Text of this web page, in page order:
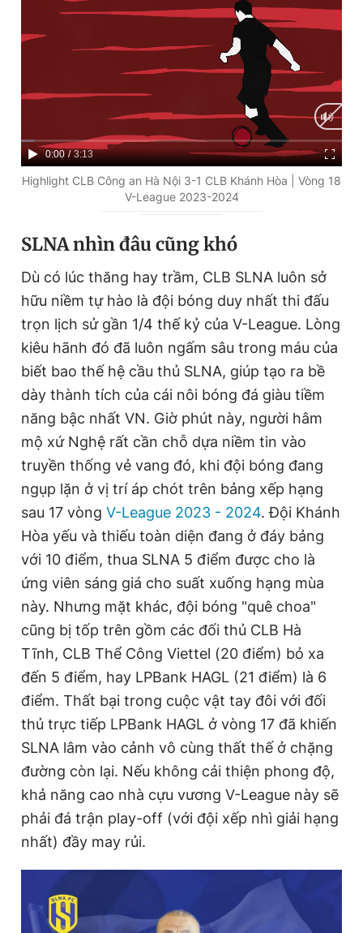
C
u
e
n
t
T
i
m
e
0:00 / D
u
t
i
o
n
3:13
Highlight CLB Công an Hà Nội 3-1 CLB Khánh Hòa | Vòng 18
V-League 2023-2024
SLNAnhìn đâu cũng khó
Dù có lúc thăng hay trầm, CLB SLNA luôn sở
hữu niềm tự hào là đội bóng duy nhất thi đấu
trọn lịch sử gần 1/4 thế kỷ của V-League. Lòng
kiêu hãnh đó đã luôn ngấm sâu trong máu của
biết bao thế hệ cầu thủ SLNA, giúp tạo ra bề
dày thành tích của cái nôi bóng đá giàu tiềm
năng bậc nhất VN. Giờ phút này, người hâm
mộ xứ Nghệ rất cần chỗ dựa niềm tin vào
truyền thống vẻ vang đó, khi đội bóng đang
ngụp lặn ở vị trí áp chót trên bảng xếp hạng
sau 17 vòng V-League 2023 - 2024. Đội Khánh
Hòa yếu và thiếu toàn diện đang ở đáy bảng
với 10 điểm, thua SLNA 5 điểm được cho là
ứng viên sáng giá cho suất xuống hạng mùa
này. Nhưng mặt khác, đội bóng "quê choa"
cũng bị tốp trên gồm các đối thủ CLB Hà
Tĩnh, CLB Thể Công Viettel (20 điểm) bỏ xa
đến 5 điểm, hay LPBank HAGL (21 điểm) là 6
điểm. Thất bại trong cuộc vật tay đôi với đối
thủ trực tiếp LPBank HAGL ở vòng 17 đã khiến
SLNA lâm vào cảnh vô cùng thất thế ở chặng
đường còn lại. Nếu không cải thiện phong độ,
khả năng cao nhà cựu vương V-League này sẽ
phải đá trận play-off (với đội xếp nhì giải hạng
nhất) đầy may rủi.